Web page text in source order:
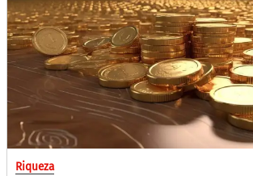
Riqueza